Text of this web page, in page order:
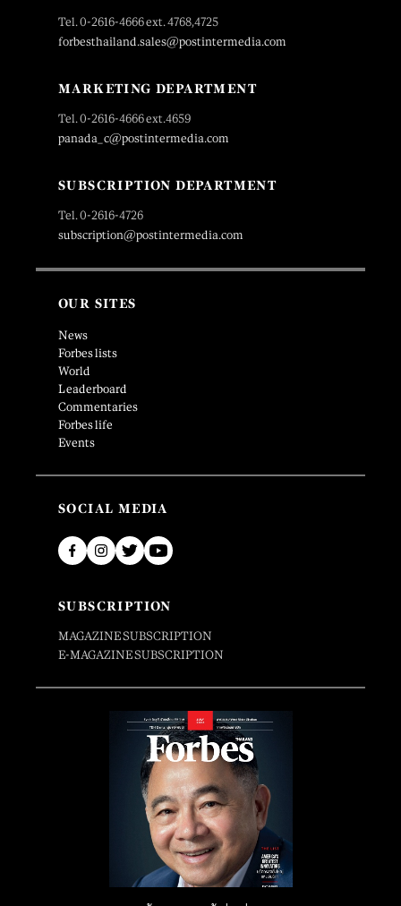
Tel. 0-2616-4666 ext. 4768,4725
forbesthailand.sales@postintermedia.com
MARKETING DEPARTMENT
Tel. 0-2616-4666 ext.4659
panada_c@postintermedia.com
SUBSCRIPTION DEPARTMENT
Tel. 0-2616-4726
subscription@postintermedia.com
OUR SITES
News
Forbes lists
World
Leaderboard
Commentaries
Forbes life
Events
SOCIAL MEDIA
SUBSCRIPTION
MAGAZINE SUBSCRIPTION
E-MAGAZINE SUBSCRIPTION